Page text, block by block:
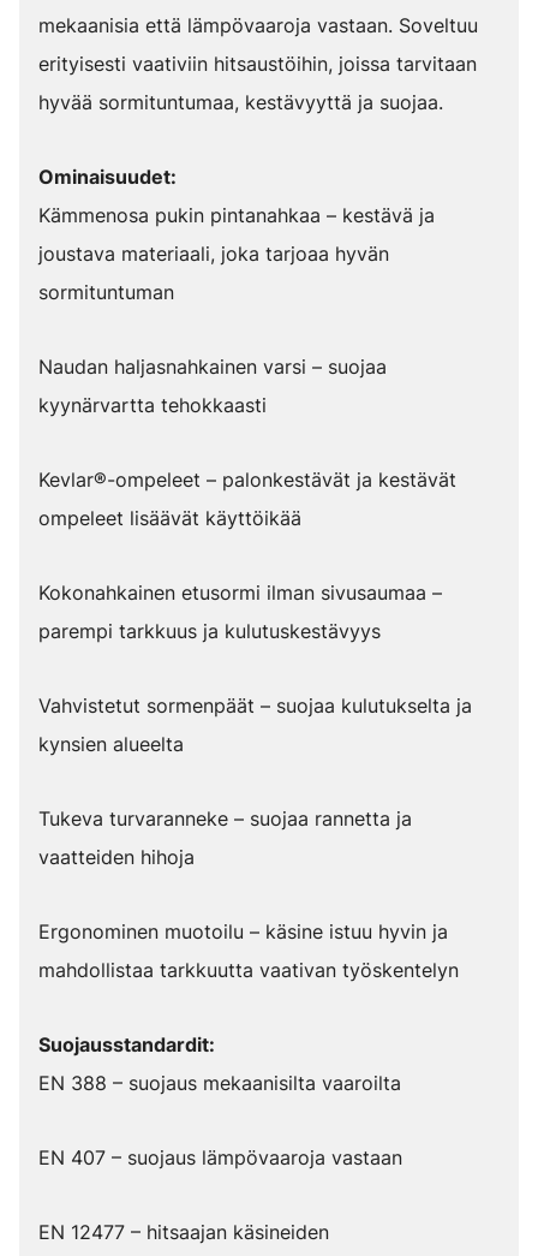
mekaanisia että lämpövaaroja vastaan. Soveltuu
erityisesti vaativiin hitsaustöihin, joissa tarvitaan
hyvää sormituntumaa, kestävyyttä ja suojaa.
Ominaisuudet:
Kämmenosa pukin pintanahkaa – kestävä ja
joustava materiaali, joka tarjoaa hyvän
sormituntuman
Naudan haljasnahkainen varsi – suojaa
kyynärvartta tehokkaasti
Kevlar®-ompeleet – palonkestävät ja kestävät
ompeleet lisäävät käyttöikää
Kokonahkainen etusormi ilman sivusaumaa –
parempi tarkkuus ja kulutuskestävyys
Vahvistetut sormenpäät – suojaa kulutukselta ja
kynsien alueelta
Tukeva turvaranneke – suojaa rannetta ja
vaatteiden hihoja
Ergonominen muotoilu – käsine istuu hyvin ja
mahdollistaa tarkkuutta vaativan työskentelyn
Suojausstandardit:
EN 388 – suojaus mekaanisilta vaaroilta
EN 407 – suojaus lämpövaaroja vastaan
EN 12477 – hitsaajan käsineiden